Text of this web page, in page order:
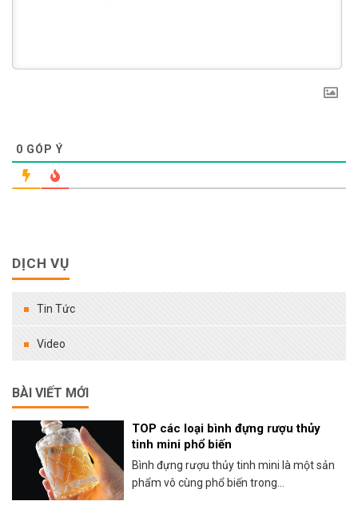
0 GÓP Ý
DỊCH VỤ
Tin Tức
Video
BÀI VIẾT MỚI
TOP các loại bình đựng rượu thủy
tinh mini phổ biến
Bình đựng rượu thủy tinh mini là một sản
phẩm vô cùng phổ biến trong...